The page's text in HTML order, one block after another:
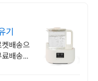
기
배송으
배송,